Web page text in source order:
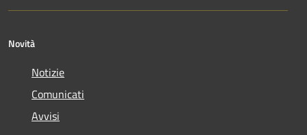
Novità
Notizie
Comunicati
Avvisi